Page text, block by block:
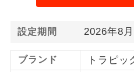
設定期間 2026年8
ブランド トラピッ
2名様催行
2名様か
加限定
スです。